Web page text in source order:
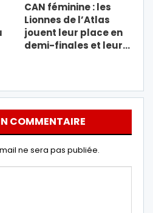
CAN féminine : les
Lionnes de l’Atlas
jouent leur place en
demi-finales et leur…
COMMENTAIRE
ne sera pas publiée.